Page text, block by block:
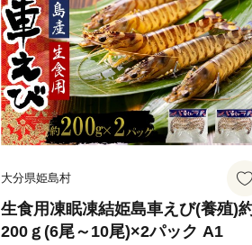
大分県姫島村
生食用凍眠凍結姫島車えび(養殖)
200ｇ(6尾～10尾)×2パック A1